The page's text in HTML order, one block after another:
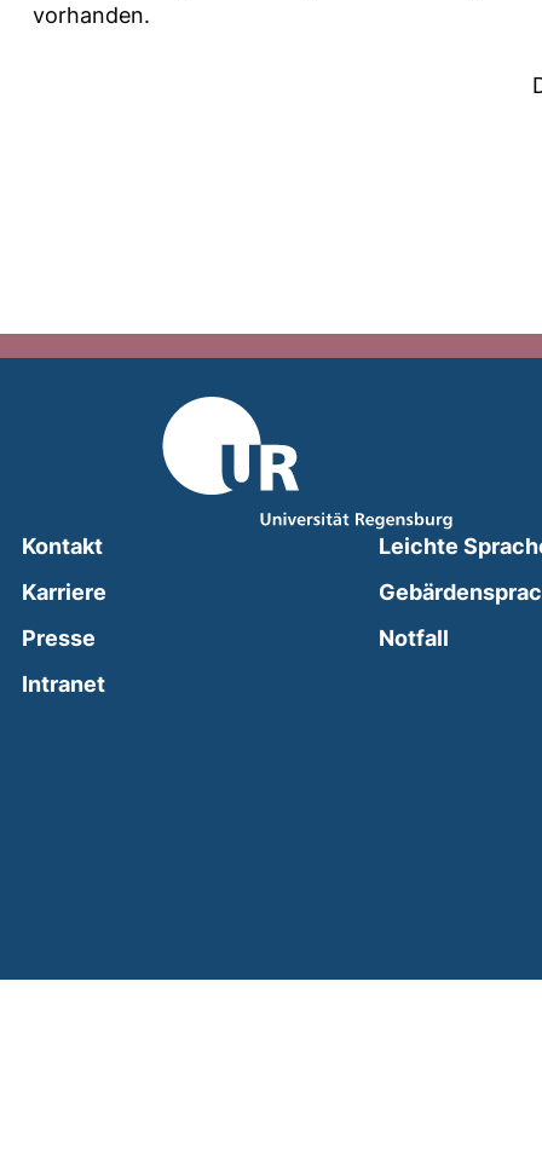
vorhanden.
Kontakt
Karriere
Presse
Intranet(external link, opens in a new window)
Leichte
Notfall